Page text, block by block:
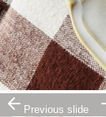
Previous slide